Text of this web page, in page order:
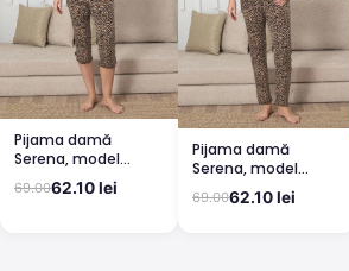
Pijama damă
Serena, model
leopard, mânecă
scurtă, pantaloni
69.0062.10 lei
Pijama damă
Serena, model
leopard, mânecă
scurtă, pantaloni
69.0062.10 lei